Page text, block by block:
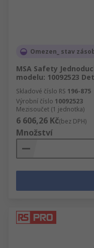
Omezen_ stav
MSA Safety
modelu: 10092523
Skladové číslo RS 196-875
Výrobní číslo 10092523
Mezisoučet (1 jednotka)
6 606,26 Kč(bez DPH)
Množství